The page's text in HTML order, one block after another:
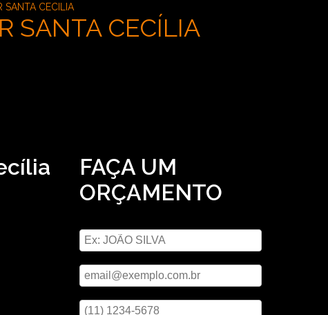
SANTA CECILIA
SANTA CECÍLIA
FAÇA UM
ORÇAMENTO